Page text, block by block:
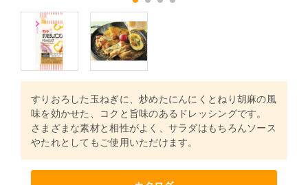
すりおろした玉ねぎに、炒めたにんにくとねり胡麻の風
味を効かせた、コクと旨味のあるドレッシングです。
さまざまな素材と相性がよく、サラダはもちろんソース
やたれとしてもご使用いただけます。